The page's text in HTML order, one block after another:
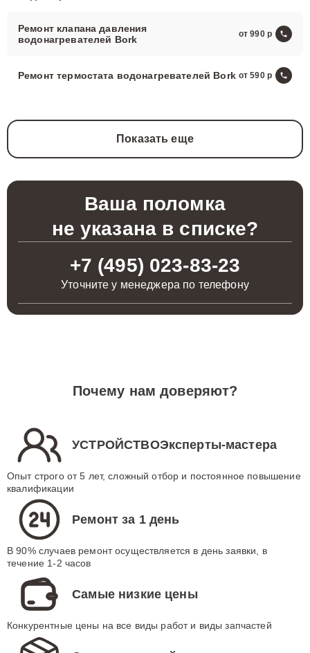
Ремонт клапана давления
водонагревателей Bork
от 990
Ремонт термостата водонагревателей Bork от 590
Показать еще
Ваша поломка
не указана в списке?
+7 (495) 023-83-23
Уточните у менеджера по телефону
Почему нам доверяют?
УСТРОЙСТВОЭксперты-мастера
Опыт строго от 5 лет, сложный отбор и постоянное повышение
квалификации
Ремонт за 1 день
В 90% случаев ремонт осуществляется в день заявки, в
течение 1-2 часов
Самые низкие цены
Конкурентные цены на все виды работ и виды запчастей